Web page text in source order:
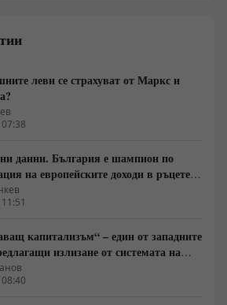
леви се страхуват от Маркс и
данни. България е шампион по
на европейските доходи в ръцете
1%, надминава и САЩ
капитализъм“ – един от западните
излизане от системата на